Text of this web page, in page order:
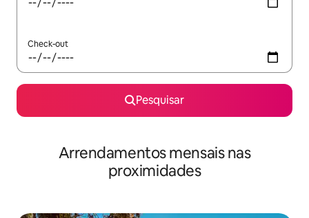
Check-out
Pesquisar
Arrendamentos mensais nas
proximidades